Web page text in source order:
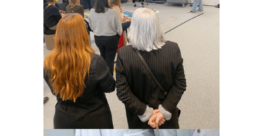
dans l’Article 51 @
CNAM
Design de service